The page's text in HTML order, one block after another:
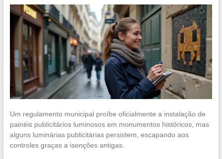
Um regulamento municipal proíbe oficialmente a instalação de
painéis publicitários luminosos em monumentos históricos, mas
alguns luminárias publicitárias persistem, escapando aos
controles graças a isenções antigas.